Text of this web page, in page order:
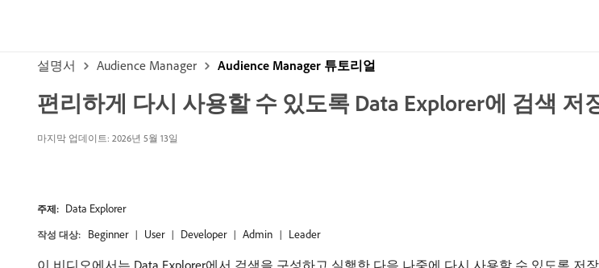
설명서 Audience Manager Audience Manager 튜토리얼
편리하게 다시 사용할 수 있도록 Data Explorer에 검색 저
마지막 업데이트: 2026년 5월 13일
주제: Data Explorer
작성 대상: Beginner User Developer Admin Leader
이 비디오에서는 Data Explorer에서 검색을 구성하고 실행한 다음 나중에 다시 사용할 수 있도록 저